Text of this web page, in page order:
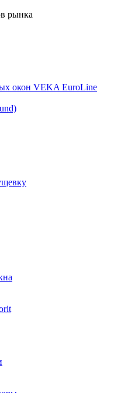
рынка
окон VEKA EuroLine